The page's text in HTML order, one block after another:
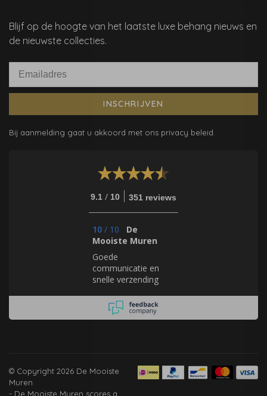
Blijf op de hoogte van het laatste luxe behang nieuws en
de nieuwste collecties.
INSCHRIJVEN
Bij aanmelding gaat u akkoord met ons privacy beleid.
9.1 / 10 351 reviews
10 / 10
De
Mooiste Muren
Goede
communicatie en
snelle verzending
© Copyright 2026 De Mooiste
Muren
- De Mooiste Muren scores a